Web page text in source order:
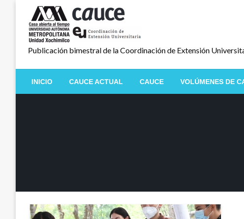
contenido
Publicación bimestral de la Coordinación de Extensión
INICIO CAUCE ACTUAL CAUCE VOLÚMENES DE